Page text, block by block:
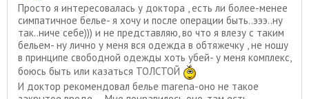
Просто я интересовалась у доктора , есть ли более-менее
симпатичное белье- я хочу и после операции быть..эээ..ну
так..ниче себе))) и не представляю, во что я влезу с таким
бельем- ну лично у меня вся одежда в обтяжечку , не ношу
в принципе свободной одежды хоть убей- у меня комплекс,
боюсь быть или казаться ТОЛСТОЙ
И доктор рекомендовал белье marena-оно не такое